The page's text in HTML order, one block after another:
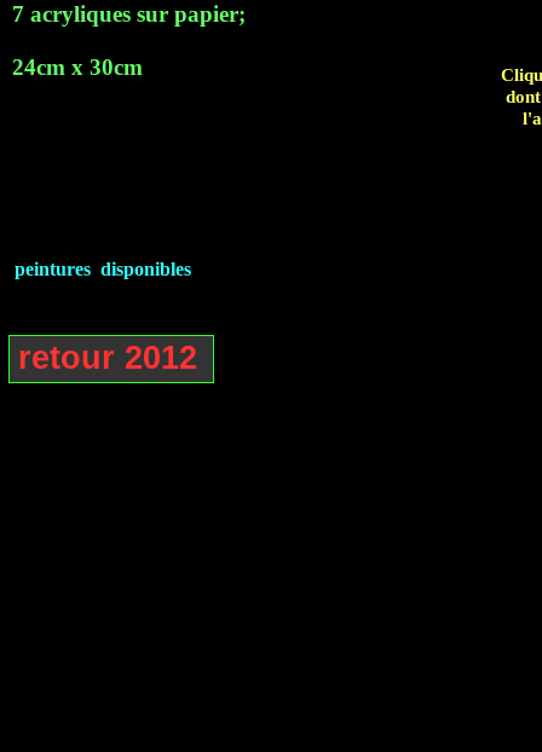
7 acryliques sur papier;
24cm x 30cm
retour 2012
peintures disponibles